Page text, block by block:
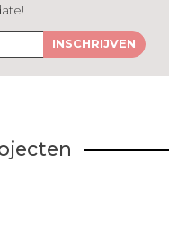
INSCHRIJVEN